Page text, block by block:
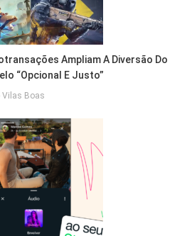
Ampliam A Diversão Do
“opcional E Justo”
Vilas Boas